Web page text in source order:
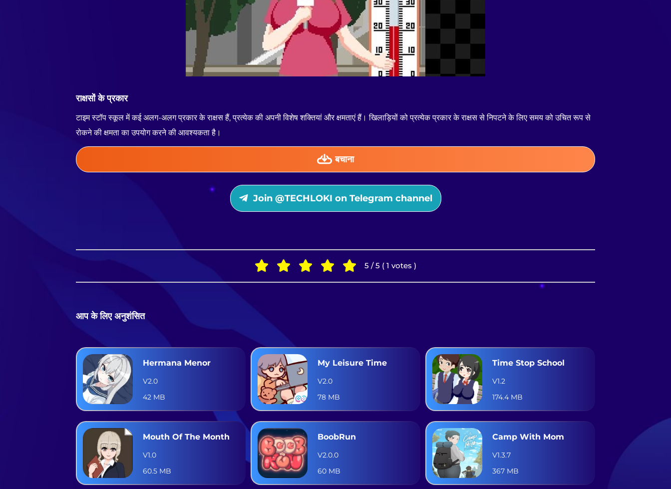
राक्षसों के प्रकार
टाइम स्टॉप स्कूल में कई अलग-अलग प्रकार के राक्षस हैं, प्रत्येक की अपनी विशेष शक्तियां और क्षमताएं हैं। खिलाड़ियों को प्रत्येक प्रकार के राक्षस से निपटने के लिए समय को उचित रूप से
रोकने की क्षमता का उपयोग करने की आवश्यकता है।
बचाना
Join @TECHLOKI on Telegram channel
5 / 5 ( 1 votes )
आप के लिए अनुशंसित
Hermana Menor
V2.0
42 MB
My Leisure Time
V2.0
78 MB
Time Stop School
V1.2
174.4 MB
Mouth Of The Month
V1.0
60.5 MB
BoobRun
V2.0.0
60 MB
Camp With Mom
V1.3.7
367 MB